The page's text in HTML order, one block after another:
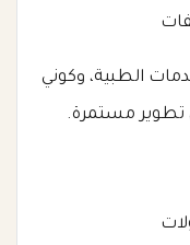
الطبية، وكوني
تطوير مستمرة.